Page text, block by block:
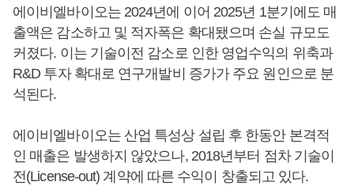
에이비엘바이오는 2024년에 이어 2025년 1분기에도 매
출액은 감소하고 및 적자폭은 확대됐으며 손실 규모도
커졌다. 이는 기술이전 감소로 인한 영업수익의 위축과
R&D 투자 확대로 연구개발비 증가가 주요 원인으로 분
석된다.
에이비엘바이오는 산업 특성상 설립 후 한동안 본격적
인 매출은 발생하지 않았으나, 2018년부터 점차 기술이
전(License-out) 계약에 따른 수익이 창출되고 있다.